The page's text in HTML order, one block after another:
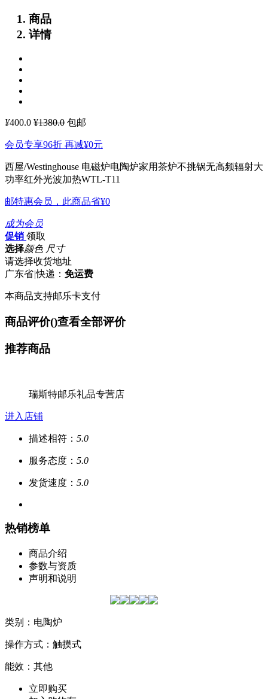
商品
详情
¥400.0 ¥1380.0 包邮
会员专享96折 再减¥0元
西屋/Westinghouse 电磁炉电陶炉家用茶炉不挑锅无高频辐射大
功率红外光波加热WTL-T11
邮特惠会员，此商品省¥0
成为会员
促销 领取
选择颜色 尺寸
请选择收货地址
广东省|快递： 免运费
本商品支持邮乐卡支付
商品评价()查看全部评价
推荐商品
瑞斯特邮乐礼品专营店
进入店铺
描述相符： 5.0
服务态度： 5.0
发货速度： 5.0
热销榜单
商品介绍
参数与资质
声明和说明
类别：电陶炉
操作方式：触摸式
能效：其他
立即购买